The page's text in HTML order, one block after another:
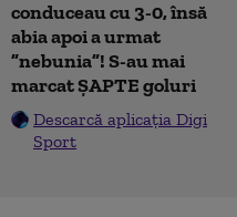
conduceau cu 3-0, însă
abia apoi a urmat
”nebunia”! S-au mai
marcat ȘAPTE goluri
Descarcă aplicația Digi
Sport